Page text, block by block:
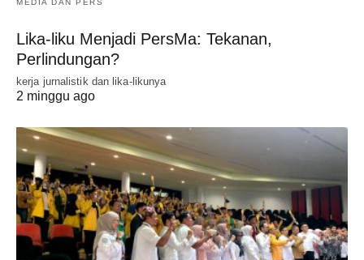
Lika-liku Menjadi PersMa: Tekanan,
Perlindungan?
kerja jurnalistik dan lika-likunya
2 minggu ago